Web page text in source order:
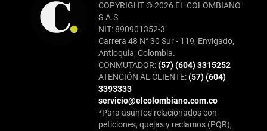
COPYRIGHT © 2026 EL COLOMBIANO
S.A.S
NIT: 890901352-3
Carrera 48 N° 30 Sur - 119, Envigado,
Antioquia, Colombia.
CONMUTADOR:(57) (604) 3315252
ATENCIÓN AL CLIENTE:(57) (604)
3393333
servicio@elcolombiano.com.co
*Para asuntos relacionados con
peticiones, quejas y reclamos (PQR),